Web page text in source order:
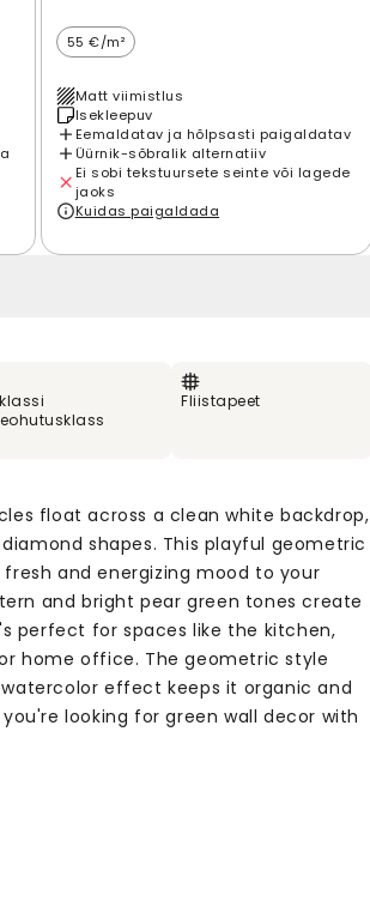
55 €/m²
Matt viimistlus
Isekleepuv
Eemaldatav ja hõlpsasti paigaldatav
Üürnik-sõbralik alternatiiv
Ei sobi tekstuursete seinte või lagede
jaoks
Kuidas paigaldada
Fliistapeet
float across a clean white backdrop,
shapes. This playful geometric
and energizing mood to your
and bright pear green tones create
perfect for spaces like the kitchen,
home office. The geometric style
effect keeps it organic and
looking for green wall decor with